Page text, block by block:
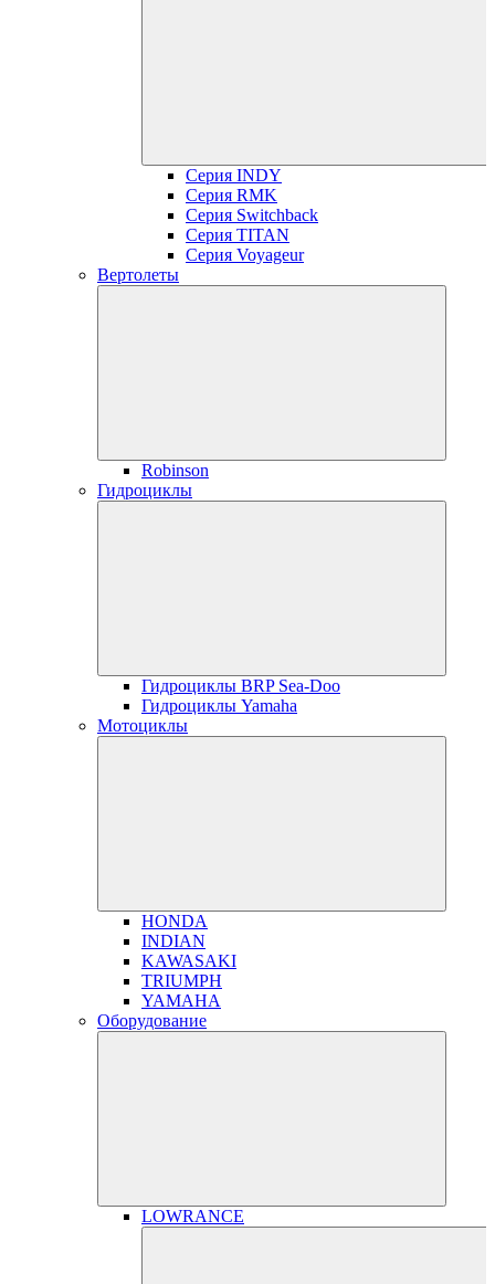
Серия INDY
Серия RMK
Серия Switchback
Серия TITAN
Серия Voyageur
Вертолеты
Robinson
Гидроциклы
Гидроциклы BRP Sea-Doo
Гидроциклы Yamaha
Мотоциклы
HONDA
INDIAN
KAWASAKI
TRIUMPH
YAMAHA
Оборудование
LOWRANCE